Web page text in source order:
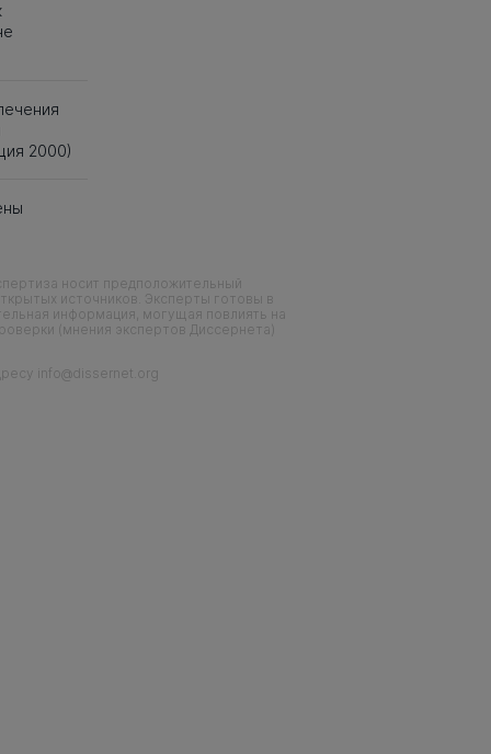
2000)
носит предположительный
источников. Эксперты готовы в
информация, могущая повлиять на
(мнения экспертов Диссернета)
info@dissernet.org